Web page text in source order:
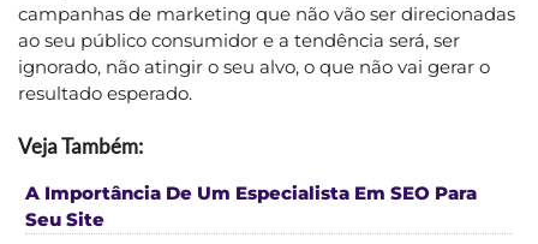
campanhas de marketing que não vão ser direcionadas
ao seu público consumidor e a tendência será, ser
ignorado, não atingir o seu alvo, o que não vai gerar o
resultado esperado.
Veja Também:
A Importância De Um Especialista Em SEO Para
Seu Site